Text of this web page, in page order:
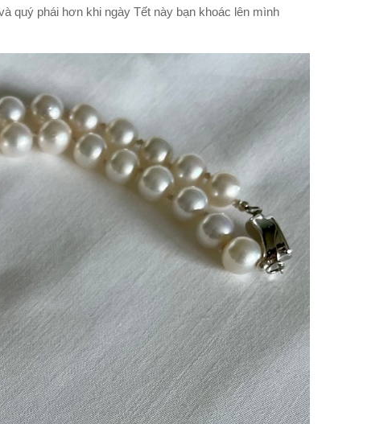
quý phái hơn khi ngày Tết này bạn khoác lên mình